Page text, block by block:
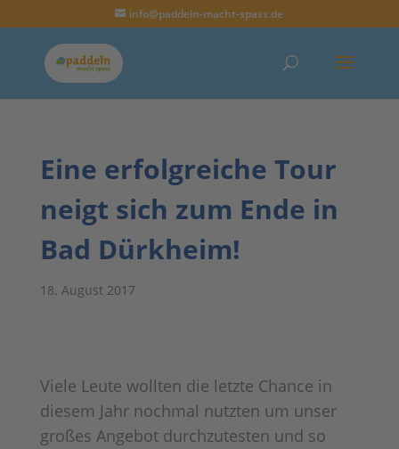
info@paddeln-macht-spass.de
Eine erfolgreiche Tour
neigt sich zum Ende in
Bad Dürkheim!
18. August 2017
Viele Leute wollten die letzte Chance in
diesem Jahr nochmal nutzten um unser
großes Angebot durchzutesten und so